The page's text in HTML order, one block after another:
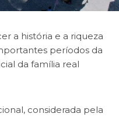
a história e a riqueza
períodos da
da família real
considerada pela